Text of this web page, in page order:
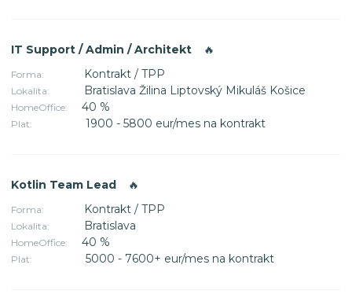
IT Support / Admin / Architekt 🔥
Forma: Kontrakt / TPP
Lokalita: Bratislava Žilina Liptovský Mikuláš Košice
HomeOffice: 40 %
Plat: 1900 - 5800 eur/mes na kontrakt
Kotlin Team Lead 🔥
Forma: Kontrakt / TPP
Lokalita: Bratislava
HomeOffice: 40 %
Plat: 5000 - 7600+ eur/mes na kontrakt